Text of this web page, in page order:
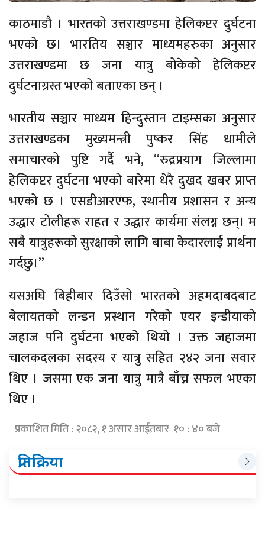
काठमाडौ । भारतको उत्तराखण्डमा हेलिकप्टर दुर्घटना
भएको छ। भारतिय सञ्चार माध्यमहरुका अनुसार
उत्तराखण्डमा छ जना यात्रु बोकेको हेलिकप्टर
दुर्घटनाग्रस्त भएको बताएका छन् ।
भारतीय सञ्चार माध्यम हिन्दुस्तान टाइम्सका अनुसार
उत्तराखण्डका मुख्यमन्त्री पुष्कर सिंह धामीले
समाचारको पुष्टि गर्दै भने, “रुद्रप्रयाग जिल्लामा
हेलिकप्टर दुर्घटना भएको बारेमा धेरै दुखद खबर प्राप्त
भएको छ । एसडीआरएफ, स्थानीय प्रशासन र अन्य
उद्धार टोलीहरू राहत र उद्धार कार्यमा संलग्न छन्। म
सबै यात्रुहरूको सुरक्षाको लागि बाबा केदारलाई प्रार्थना
गर्दछु।”
यसअघि बिहीबार दिउँसो भारतको अहमदाबदबाट
बेलायतको लन्डन प्रस्थान गरेको एयर इन्डीयाको
जहाज पनि दुर्घटना भएको थियो । उक्त जहाजमा
चालकदलका सदस्य र यात्रु सहित २४२ जना सवार
थिए । जसमा एक जना यात्रु मात्रै बाँच्न सफल भएका
थिए ।
प्रकाशित मिति : २०८२, १ असार आईतबार १० : ४० बजे
प्रतिक्रिया